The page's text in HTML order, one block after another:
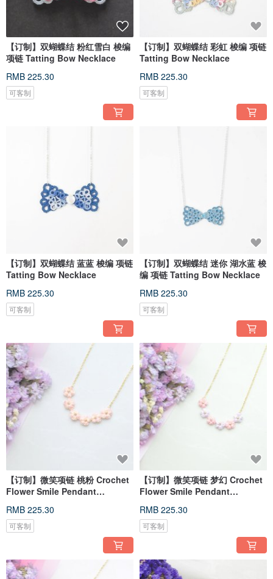
【订制】双蝴蝶结 粉红雪白 梭编
项链 Tatting Bow Necklace
RMB 225.30
可客制
【订制】双蝴蝶结 彩虹 梭编 项链
Tatting Bow Necklace
RMB 225.30
可客制
【订制】双蝴蝶结 蓝蓝 梭编 项链
Tatting Bow Necklace
RMB 225.30
可客制
【订制】双蝴蝶结 迷你 湖水蓝 梭
编 项链 Tatting Bow Necklace
RMB 225.30
可客制
【订制】微笑项链 桃粉 Crochet
Flower Smile Pendant
RMB 225.30
可客制
【订制】微笑项链 梦幻 Crochet
Flower Smile Pendant
RMB 225.30
可客制